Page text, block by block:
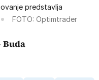
predstavlja
FOTO: Optimtrader
Buda